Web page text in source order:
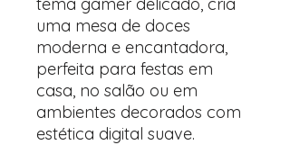
uma mesa de doces
moderna e encantadora,
perfeita para festas em
casa, no salão ou em
ambientes decorados com
estética digital suave.